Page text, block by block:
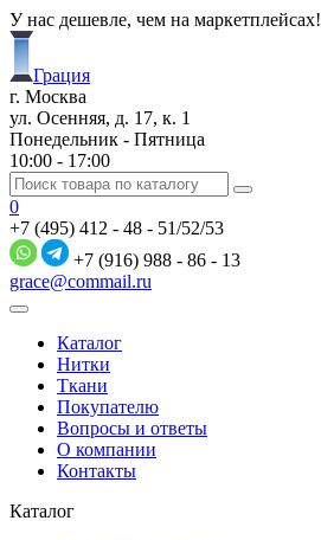
У нас дешевле, чем на маркетплейсах!
Грация
г. Москва
ул. Осенняя, д. 17, к. 1
Понедельник - Пятница
10:00 - 17:00
0
+7 (495) 412 - 48 - 51/52/53
+7 (916) 988 - 86 - 13
grace@commail.ru
Каталог
Нитки
Ткани
Покупателю
Вопросы и ответы
О компании
Контакты
Каталог